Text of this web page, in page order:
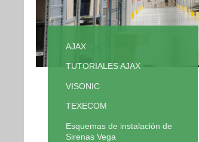
AJAX
TUTORIALES AJAX
VISONIC
TEXECOM
Esquemas de instalación de
Sirenas Vega